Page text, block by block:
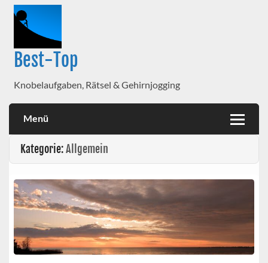
Best-Top
Knobelaufgaben, Rätsel & Gehirnjogging
Menü
Kategorie:Allgemein